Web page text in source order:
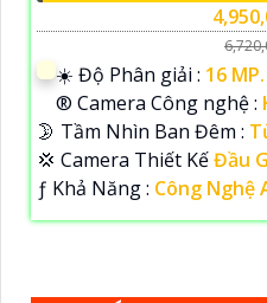
☀️ Độ Phân giải : 16 MP.
®️ Camera Công nghệ :
🌛 Tầm Nhìn Ban Đêm :
💢 Camera Thiết KếĐầu
️ƒ Khả Năng : Công Nghệ